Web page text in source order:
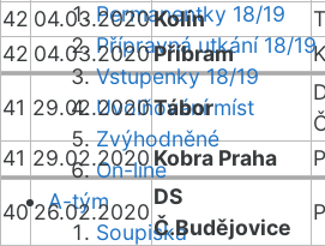
Permanentky 18/19
Přípravná utkání 18/19
Vstupenky 18/19
Uvolňování míst
Zvýhodněné
On-line
A-tým
Soupiska
42 04.03.2020Kolín
42 04.03.2020Příbram
41 29.02.2020Tábor
41 29.02.2020 Kobra Praha
40 26.02.2020
DS
Č.Budějovice